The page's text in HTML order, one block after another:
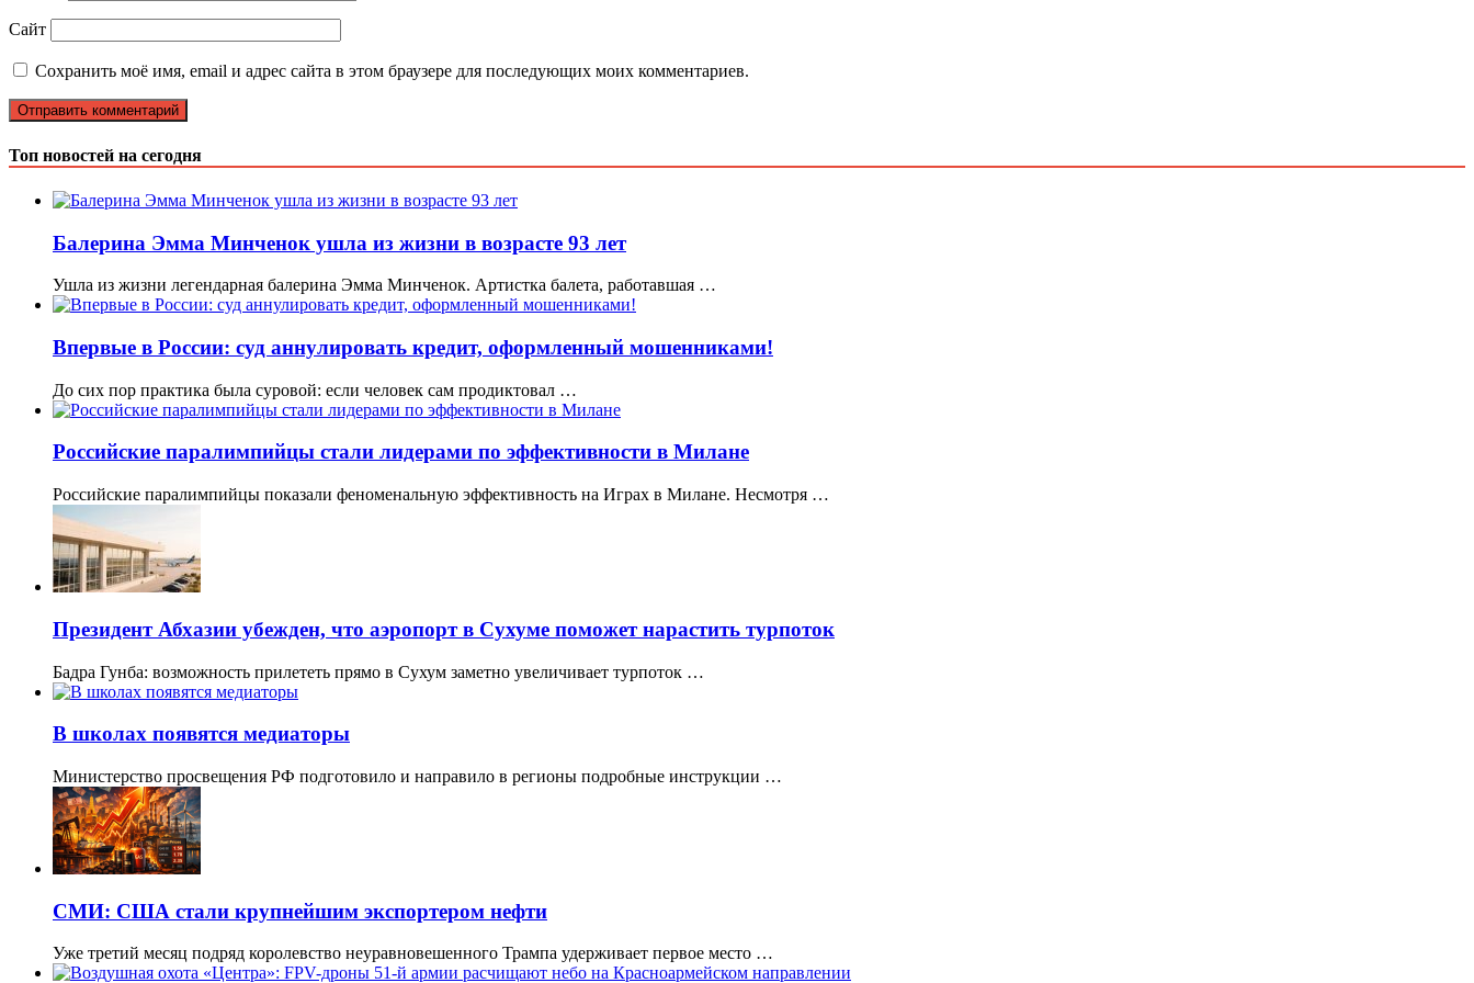
Сайт
Сохранить моё имя, email и адрес сайта в этом браузере для последующих моих комментариев.
Топ новостей на сегодня
Балерина Эмма Минченок ушла из жизни в возрасте 93 лет
Ушла из жизни легендарная балерина Эмма Минченок. Артистка балета, работавшая …
Впервые в России: суд аннулировать кредит, оформленный мошенниками!
До сих пор практика была суровой: если человек сам продиктовал …
Российские паралимпийцы стали лидерами по эффективности в Милане
Российские паралимпийцы показали феноменальную эффективность на Играх в Милане. Несмотря …
Президент Абхазии убежден, что аэропорт в Сухуме поможет нарастить турпоток
Бадра Гунба: возможность прилететь прямо в Сухум заметно увеличивает турпоток …
В школах появятся медиаторы
Министерство просвещения РФ подготовило и направило в регионы подробные инструкции …
СМИ: США стали крупнейшим экспортером нефти
Уже третий месяц подряд королевство неуравновешенного Трампа удерживает первое место …